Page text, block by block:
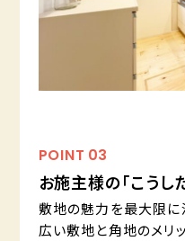
POINT 03
お施主様の「こうし
敷地の魅力を最大限に
広い敷地と角地のメリ